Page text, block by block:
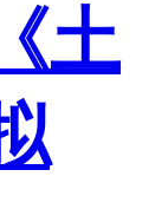
土